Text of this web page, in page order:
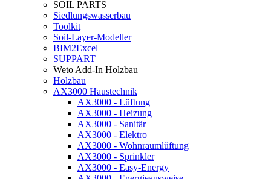
SOIL PARTS
Siedlungswasserbau
Toolkit
Soil-Layer-Modeller
BIM2Excel
SUPPART
Weto Add-In Holzbau
Holzbau
AX3000 Haustechnik
AX3000 - Lüftung
AX3000 - Heizung
AX3000 - Sanitär
AX3000 - Elektro
AX3000 - Wohnraumlüftung
AX3000 - Sprinkler
AX3000 - Easy-Energy